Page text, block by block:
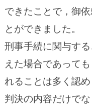
できたことで，御
とができました。
刑事手続に関与す
えた場合であって
れることは多く認
判決の内容だけで